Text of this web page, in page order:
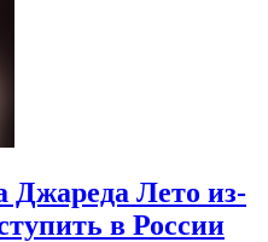
Джареда Лето из-
в России